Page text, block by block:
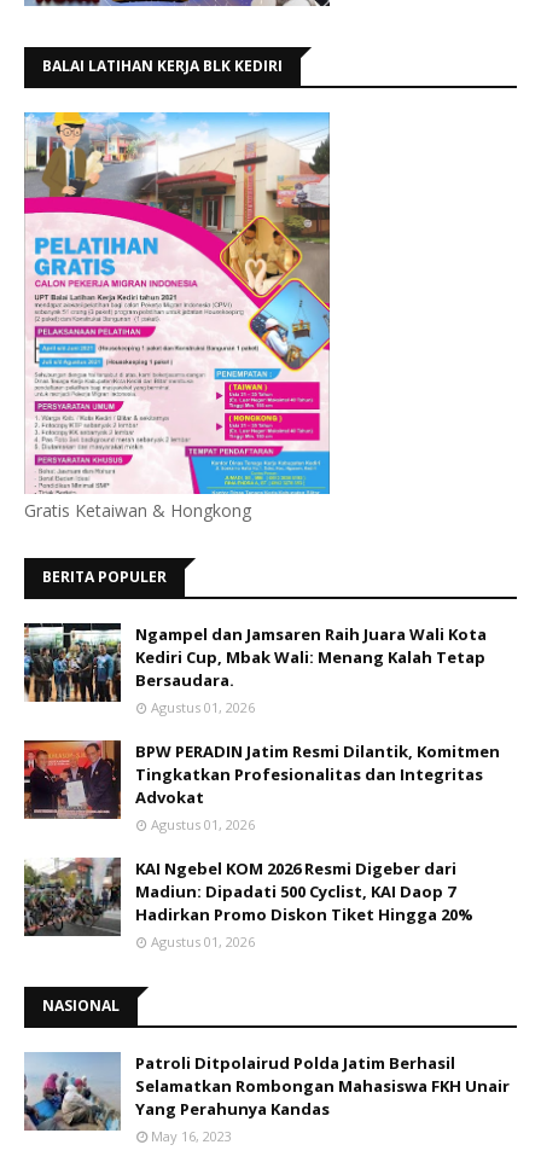
BALAI LATIHAN KERJA BLK KEDIRI
Gratis Ketaiwan & Hongkong
BERITA POPULER
Ngampel dan Jamsaren Raih Juara Wali Kota
Kediri Cup, Mbak Wali: Menang Kalah Tetap
Bersaudara.
Agustus 01, 2026
BPW PERADIN Jatim Resmi Dilantik, Komitmen
Tingkatkan Profesionalitas dan Integritas
Advokat
Agustus 01, 2026
KAI Ngebel KOM 2026 Resmi Digeber dari
Madiun: Dipadati 500 Cyclist, KAI Daop 7
Hadirkan Promo Diskon Tiket Hingga 20%
Agustus 01, 2026
NASIONAL
Patroli Ditpolairud Polda Jatim Berhasil
Selamatkan Rombongan Mahasiswa FKH Unair
Yang Perahunya Kandas
May 16, 2023